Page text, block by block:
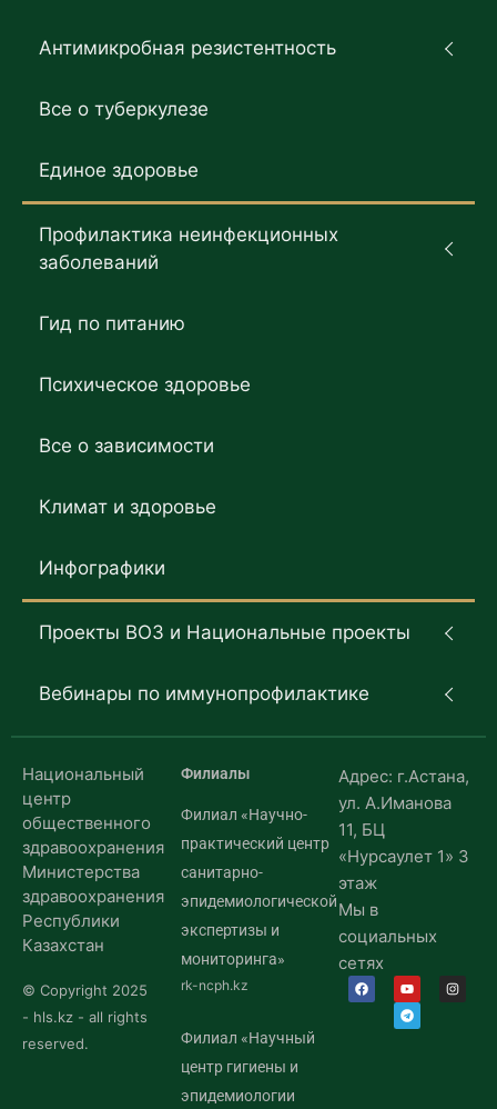
Антимикробная резистентность
Все о туберкулезе
Единое здоровье
Профилактика неинфекционных
заболеваний
Гид по питанию
Психическое здоровье
Все о зависимости
Климат и здоровье
Инфографики
Проекты ВОЗ и Национальные проекты
Вебинары по иммунопрофилактике
Национальный
центр
общественного
здравоохранения
Министерства
здравоохранения
Республики
Казахстан
© Copyright 2025
- hls.kz - all rights
reserved.
Филиалы
Филиал «Научно-
практический центр
санитарно-
эпидемиологической
экспертизы и
мониторинга»
rk-ncph.kz
Филиал «Научный
центр гигиены и
эпидемиологии
Адрес: г.Астана,
ул. А.Иманова
11, БЦ
«Нурсаулет 1» 3
этаж
Мы в
социальных
сетях